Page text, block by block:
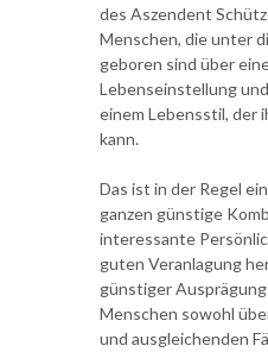
des Aszendent
Menschen, die unter
geboren sind über
Lebenseinstellung
einem Lebensstil, der
kann.
Das ist in der Regel
ganzen günstige
interessante
guten Veranlagung
günstiger
Menschen sowohl
und ausgleichenden